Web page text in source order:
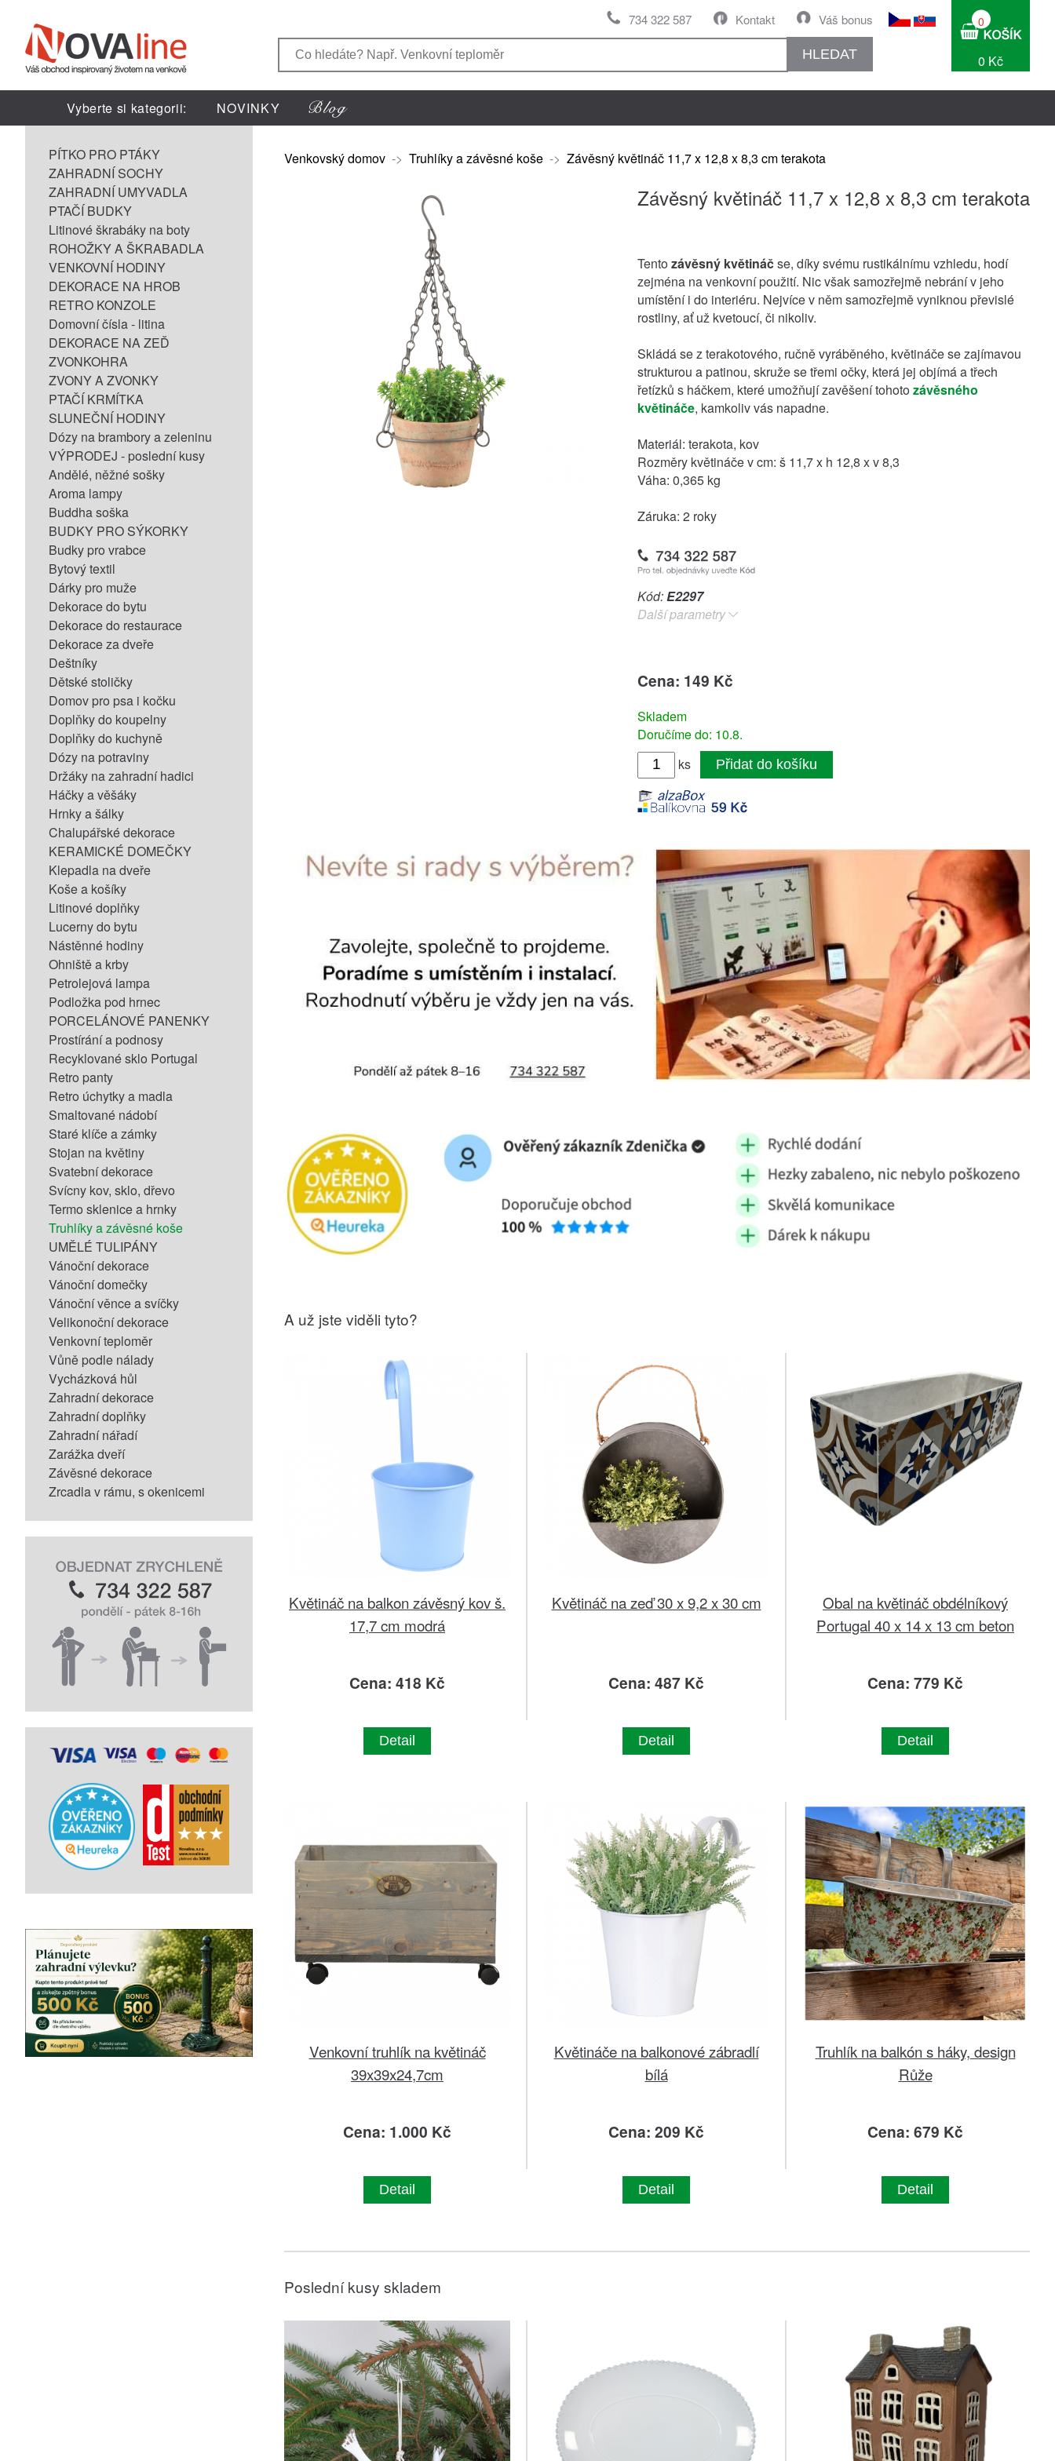
Váš bonus
Kontakt
734 322 587
HLEDAT
0
0 Kč
Vyberte si kategorii: NOVINKY
PÍTKO PRO PTÁKY
ZAHRADNÍ SOCHY
ZAHRADNÍ UMYVADLA
PTAČÍ BUDKY
Litinové škrabáky na boty
ROHOŽKY A ŠKRABADLA
VENKOVNÍ HODINY
DEKORACE NA HROB
RETRO KONZOLE
Domovní čísla - litina
DEKORACE NA ZEĎ
ZVONKOHRA
ZVONY A ZVONKY
PTAČÍ KRMÍTKA
SLUNEČNÍ HODINY
Dózy na brambory a zeleninu
VÝPRODEJ - poslední kusy
Andělé, něžné sošky
Aroma lampy
Buddha soška
BUDKY PRO SÝKORKY
Budky pro vrabce
Bytový textil
Dárky pro muže
Dekorace do bytu
Dekorace do restaurace
Dekorace za dveře
Deštníky
Dětské stoličky
Domov pro psa i kočku
Doplňky do koupelny
Doplňky do kuchyně
Dózy na potraviny
Držáky na zahradní hadici
Háčky a věšáky
Hrnky a šálky
Chalupářské dekorace
KERAMICKÉ DOMEČKY
Klepadla na dveře
Koše a košíky
Litinové doplňky
Lucerny do bytu
Nástěnné hodiny
Ohniště a krby
Petrolejová lampa
Podložka pod hrnec
PORCELÁNOVÉ PANENKY
Prostírání a podnosy
Recyklované sklo Portugal
Retro panty
Retro úchytky a madla
Smaltované nádobí
Staré klíče a zámky
Stojan na květiny
Svatební dekorace
Svícny kov, sklo, dřevo
Termo sklenice a hrnky
Truhlíky a závěsné koše
UMĚLÉ TULIPÁNY
Vánoční dekorace
Vánoční domečky
Vánoční věnce a svíčky
Velikonoční dekorace
Venkovní teploměr
Vůně podle nálady
Vycházková hůl
Zahradní dekorace
Zahradní doplňky
Zahradní nářadí
Zarážka dveří
Závěsné dekorace
Zrcadla v rámu, s okenicemi
Venkovský domov -> Truhlíky a závěsné koše -> Závěsný květináč 11,7 x 12,8 x 8,3 cm terakota
Závěsný květináč 11,7 x 12,8 x 8,3 cm terakota
Tento závěsný květináčse, díky svému rustikálnímu vzhledu, hodí
zejména na venkovní použití. Nic však samozřejmě nebrání v jeho
umístění i do interiéru. Nejvíce v něm samozřejmě vyniknou převislé
rostliny, ať už kvetoucí, či nikoliv.
Skládá se z terakotového, ručně vyráběného, květináče se zajímavou
strukturou a patinou, skruže se třemi očky, která jej objímá a třech
řetízků s háčkem, které umožňují zavěšení tohoto závěsného
květináče, kamkoliv vás napadne.
Materiál: terakota, kov
Rozměry květináče v cm: š 11,7 x h 12,8 x v 8,3
Váha: 0,365 kg
Záruka: 2 roky
Kód:E2297
Další parametry
Cena: 149 Kč
Skladem
Doručíme do: 10.8.
ks
Přidat do košíku
A už jste viděli tyto?
Květináč na balkon závěsný kov š.
17,7 cm modrá
Cena: 418 Kč
Detail
Květináč na zeď 30 x 9,2 x 30 cm
Cena: 487 Kč
Detail
Obal na květináč obdélníkový
Portugal 40 x 14 x 13 cm beton
Cena: 779 Kč
Detail
Venkovní truhlík na květináč
39x39x24,7cm
Cena: 1.000 Kč
Detail
Květináče na balkonové zábradlí
bílá
Cena: 209 Kč
Detail
Truhlík na balkón s háky, design
Růže
Cena: 679 Kč
Detail
Poslední kusy skladem